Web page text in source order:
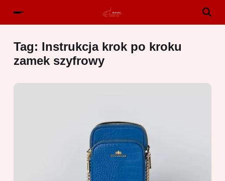
Tag: Instrukcja krok po kroku
zamek szyfrowy